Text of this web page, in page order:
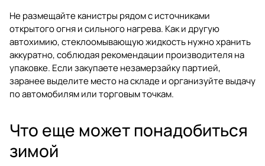
Не размещайте канистры рядом с источниками
открытого огня и сильного нагрева. Как и другую
автохимию, стеклоомывающую жидкость нужно хранить
аккуратно, соблюдая рекомендации производителя на
упаковке. Если закупаете незамерзайку партией,
заранее выделите место на складе и организуйте выдачу
по автомобилям или торговым точкам.
Что еще может понадобиться
зимой